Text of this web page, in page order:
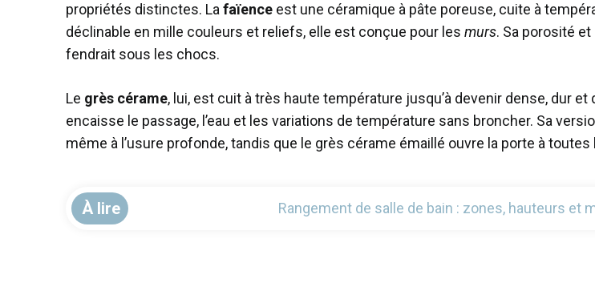
propriétés distinctes. La faïence est une céramique à pâte poreuse, cuite à
déclinable en mille couleurs et reliefs, elle est conçue pour les murs. Sa porosité
fendrait sous les chocs.
Le grès cérame, lui, est cuit à très haute température jusqu’à devenir dense, dur
encaisse le passage, l’eau et les variations de température sans broncher. Sa
même à l’usure profonde, tandis que le grès cérame émaillé ouvre la porte à
À lire Rangement de salle de bain : zones, hauteurs et